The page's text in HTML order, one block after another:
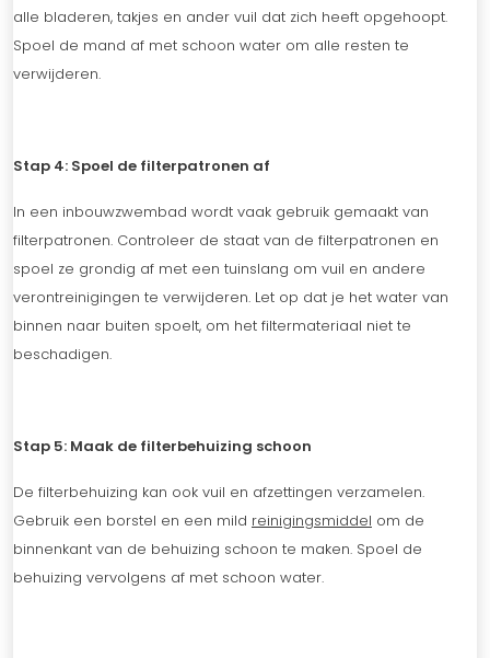
alle bladeren, takjes en ander vuil dat zich heeft opgehoopt.
Spoel de mand af met schoon water om alle resten te
verwijderen.
Stap 4: Spoel de filterpatronen af
In een inbouwzwembad wordt vaak gebruik gemaakt van
filterpatronen. Controleer de staat van de filterpatronen en
spoel ze grondig af met een tuinslang om vuil en andere
verontreinigingen te verwijderen. Let op dat je het water van
binnen naar buiten spoelt, om het filtermateriaal niet te
beschadigen.
Stap 5: Maak de filterbehuizing schoon
De filterbehuizing kan ook vuil en afzettingen verzamelen.
Gebruik een borstel en een mild reinigingsmiddel om de
binnenkant van de behuizing schoon te maken. Spoel de
behuizing vervolgens af met schoon water.